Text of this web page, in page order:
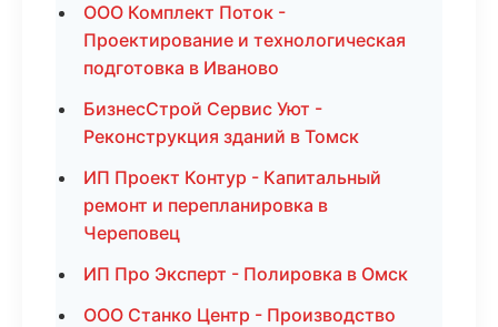
ООО Комплект Поток -
Проектирование и технологическая
подготовка в Иваново
БизнесСтрой Сервис Уют -
Реконструкция зданий в Томск
ИП Проект Контур - Капитальный
ремонт и перепланировка в
Череповец
ИП Про Эксперт - Полировка в Омск
ООО Станко Центр - Производство